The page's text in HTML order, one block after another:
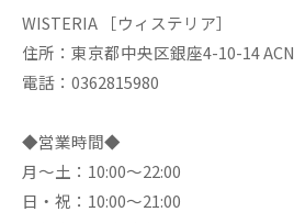
WISTERIA ［ウィステリア］
住所：東京都中央区銀座4-10-14
電話：0362815980
◆営業時間◆
月～土：10:00～22:00
日・祝：10:00～21:00